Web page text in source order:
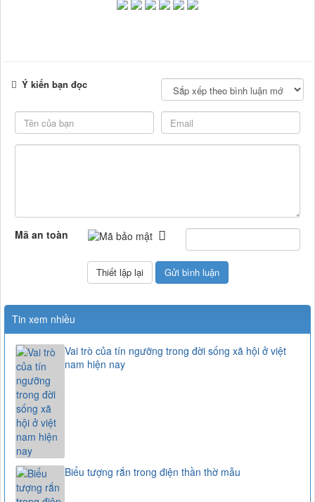
Ý kiến bạn đọc
Mã an toàn
Tin xem nhiều
Vai trò của tín ngưỡng trong đời sống xã hội ở việt
nam hiện nay
Biểu tượng rắn trong điện thần thờ mẫu